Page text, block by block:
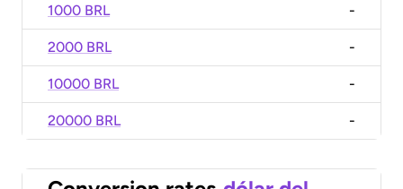
1000 BRL -
2000 BRL -
10000 BRL -
20000 BRL -